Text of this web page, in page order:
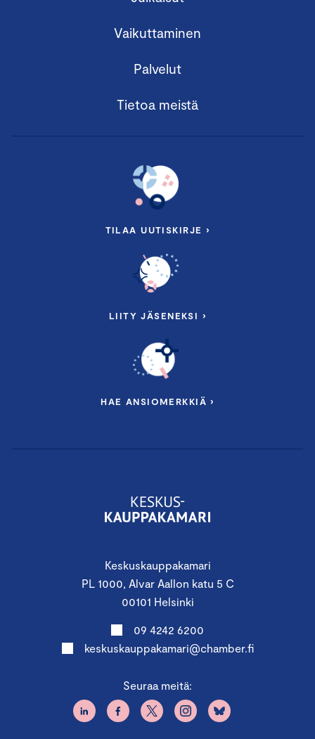
Keskuskauppakamari
PL 1000, Alvar Aallon katu 5 C
00101 Helsinki
09 4242 6200
keskuskauppakamari@chamber.fi
Seuraa meitä:
Vaikuttaminen
Palvelut
Tietoa meistä
TILAA UUTISKIRJE ›
LIITY JÄSENEKSI ›
HAE ANSIOMERKKIÄ ›